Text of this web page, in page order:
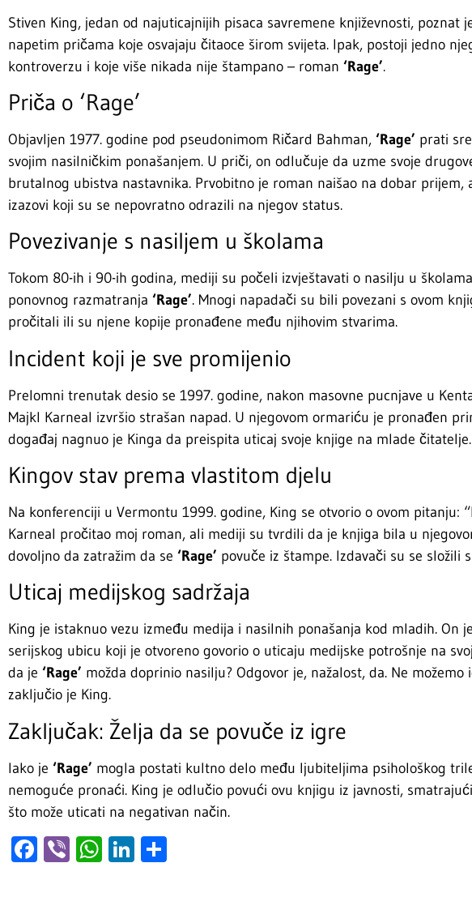
Stiven King, jedan od najuticajnijih pisaca savremene književnosti, poznat
napetim pričama koje osvajaju čitaoce širom svijeta. Ipak, postoji jedno
kontroverzu i koje više nikada nije štampano – roman ‘Rage’.
Priča o ‘Rage’
Objavljen 1977. godine pod pseudonimom Ričard Bahman, ‘Rage’ prati
svojim nasilničkim ponašanjem. U priči, on odlučuje da uzme svoje
brutalnog ubistva nastavnika. Prvobitno je roman naišao na dobar prijem,
izazovi koji su se nepovratno odrazili na njegov status.
Povezivanje s nasiljem u školama
Tokom 80-ih i 90-ih godina, mediji su počeli izvještavati o nasilju u
ponovnog razmatranja ‘Rage’. Mnogi napadači su bili povezani s ovom
pročitali ili su njene kopije pronađene među njihovim stvarima.
Incident koji je sve promijenio
Prelomni trenutak desio se 1997. godine, nakon masovne pucnjave u
Majkl Karneal izvršio strašan napad. U njegovom ormariću je pronađen
događaj nagnuo je Kinga da preispita uticaj svoje knjige na mlade čitatelje.
Kingov stav prema vlastitom djelu
Na konferenciji u Vermontu 1999. godine, King se otvorio o ovom pitanju:
Karneal pročitao moj roman, ali mediji su tvrdili da je knjiga bila u
dovoljno da zatražim da se ‘Rage’ povuče iz štampe. Izdavači su se složili
Uticaj medijskog sadržaja
King je istaknuo vezu između medija i nasilnih ponašanja kod mladih. On
serijskog ubicu koji je otvoreno govorio o uticaju medijske potrošnje na
da je ‘Rage’ možda doprinio nasilju? Odgovor je, nažalost, da. Ne možemo
zaključio je King.
Zaključak: Želja da se povuče iz igre
Iako je ‘Rage’ mogla postati kultno delo među ljubiteljima psihološkog
nemoguće pronaći. King je odlučio povući ovu knjigu iz javnosti,
što može uticati na negativan način.
Facebook
ViberWhatsApp
LinkedIn